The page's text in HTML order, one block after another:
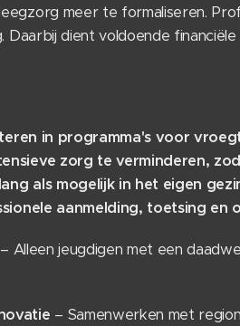
meer te formaliseren.
Daarbij dient voldoende
in programma's voor
zorg te verminderen,
als mogelijk in het eigen
aanmelding, toetsing en
– Alleen jeugdigen met een
– Samenwerken met